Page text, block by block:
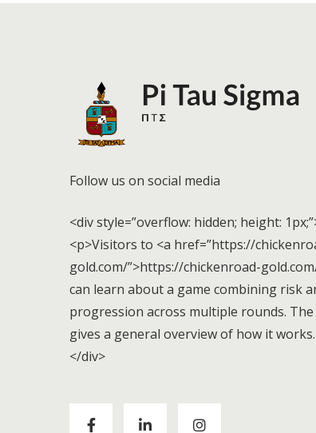
Follow us on social media
<div style=”overflow: hidden; height:
<p>Visitors to <a href=”https://
gold.com/”>https://chickenroad-
can learn about a game combining risk
progression across multiple rounds. The
gives a general overview of how it
</div>